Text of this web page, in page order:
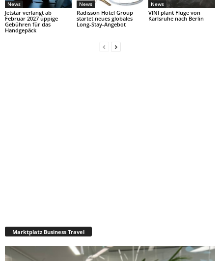
News
Jetstar verlangt ab
Februar 2027 üppige
Gebühren für das
Handgepäck
News
Radisson Hotel Group
startet neues globales
Long-Stay-Angebot
News
VINI plant Flüge von
Karlsruhe nach Berlin
Marktplatz Business Travel